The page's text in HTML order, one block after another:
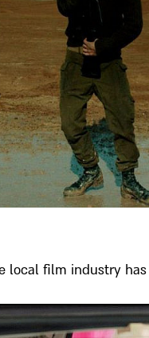
film industry has